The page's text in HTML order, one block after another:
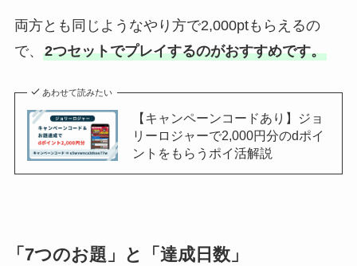
両方とも同じようなやり方で2,000ptもらえるの
で、 2つセットでプレイするのがおすすめです。
あわせて読みたい
【キャンペーンコードあり】ジョ
リーロジャーで2,000円分のdポイ
ントをもらうポイ活解説
「7つのお題」と「達成日数」